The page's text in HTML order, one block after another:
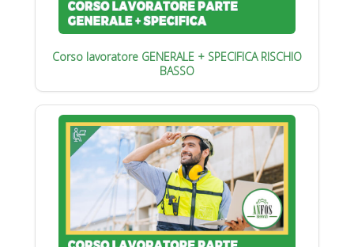
Corso lavoratore GENERALE + SPECIFICA RISCHIO
BASSO